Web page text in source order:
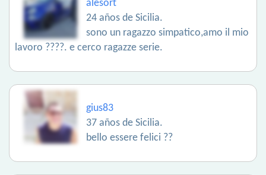
alesort
24 años de Sicilia.
sono un ragazzo simpatico,amo il mio
lavoro ????. e cerco ragazze serie.
gius83
37 años de Sicilia.
bello essere felici ??